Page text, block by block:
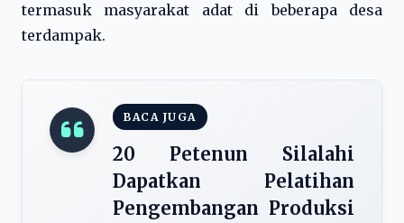
termasuk masyarakat adat di beberapa desa
terdampak.
BACA JUGA
20 Petenun Silalahi
Dapatkan Pelatihan
Pengembangan Produksi